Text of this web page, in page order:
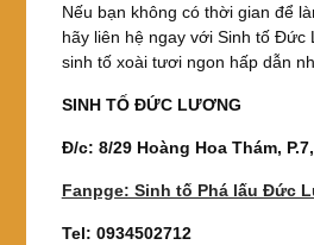
Nếu bạn không có thời gian để
hãy liên hệ ngay với Sinh tố Đức
sinh tố xoài tươi ngon hấp dẫn
SINH TỐ ĐỨC LƯƠNG
Đ/c: 8/29 Hoàng Hoa Thám,
Fanpge: Sinh tố Phá lấu Đức
Tel: 0934502712